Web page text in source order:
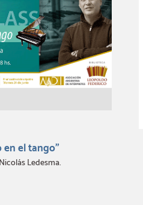
en el tango”
Ledesma.